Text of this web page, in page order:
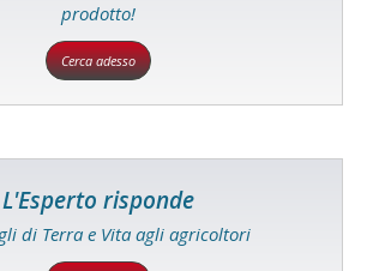
prodotto!
Cerca adesso
L'Esperto risponde
di Terra e Vita agli agricoltori